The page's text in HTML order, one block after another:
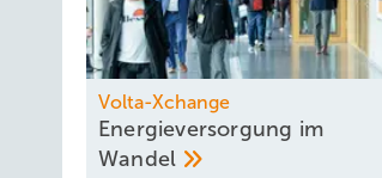
Volta-Xchange
Energieversorgung im
Wandel